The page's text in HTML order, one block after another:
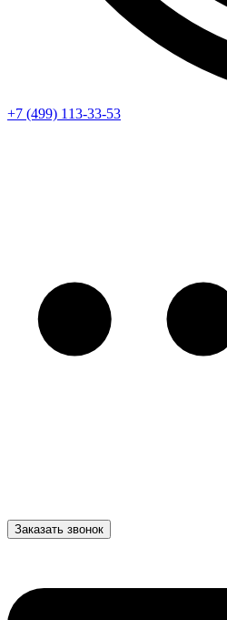
+7 (499) 113-33-53
Заказать звонок